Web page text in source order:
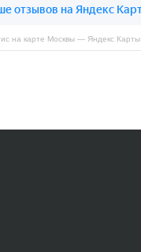
на карте Москвы — Яндекс Карты